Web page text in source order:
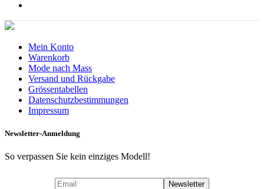
Mein Konto
Warenkorb
Mode nach Mass
Versand und Rückgabe
Grössentabellen
Datenschutzbestimmungen
Impressum
Newsletter-Anmeldung
So verpassen Sie kein einziges Modell!